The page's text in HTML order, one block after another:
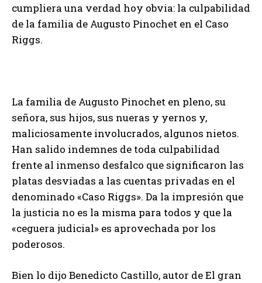
cumpliera una verdad hoy obvia: la culpabilidad
de la familia de Augusto Pinochet en el Caso
Riggs.
La familia de Augusto Pinochet en pleno, su
señora, sus hijos, sus nueras y yernos y,
maliciosamente involucrados, algunos nietos.
Han salido indemnes de toda culpabilidad
frente al inmenso desfalco que significaron las
platas desviadas a las cuentas privadas en el
denominado «Caso Riggs». Da la impresión que
la justicia no es la misma para todos y que la
«ceguera judicial» es aprovechada por los
poderosos.
Bien lo dijo Benedicto Castillo, autor de El gran